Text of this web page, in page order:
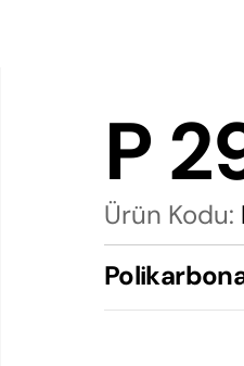
P
Ürün Kodu: